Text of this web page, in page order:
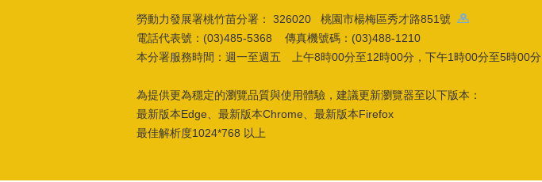
勞動力發展署桃竹苗分署： 326020 桃園市楊梅區秀才路851號
電話代表號：(03)485-5368 傳真機號碼：(03)488-1210
本分署服務時間：週一至週五 上午8時00分至12時00分，下午1時00分至5時00分
為提供更為穩定的瀏覽品質與使用體驗，建議更新瀏覽器至以下版本：
最新版本Edge、最新版本Chrome、最新版本Firefox
最佳解析度1024*768 以上